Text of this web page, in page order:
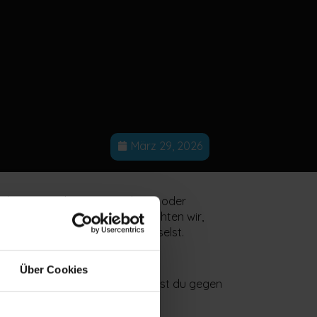
Über Cookies
März 29, 2026
modernere Maschinen oder
Podcastfolge beleuchten wir,
du dieses Potenzial entfesselst.
Es fühlt sich an, als würdest du gegen
Komfortzone.